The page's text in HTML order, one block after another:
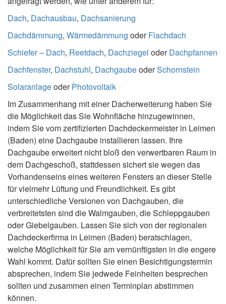
Dach, Dachausbau, Dachsanierung
Dachdämmung, Wärmedämmung oderFlachdach
Schiefer – Dach, Reetdach, Dachziegel oderDachpfannen
Dachfenster, Dachstuhl, DachgaubeoderSchornstein
SolaranlageoderPhotovoltaik
Im Zusammenhang mit einer Dacherweiterung haben Sie
die Möglichkeit das Sie Wohnfläche hinzugewinnen,
indem Sie vom zertifizierten Dachdeckermeister in Leimen
(Baden) eine Dachgaube installieren lassen. Ihre
Dachgaube erweitert nicht bloß den verwertbaren Raum in
dem Dachgeschoß, stattdessen sichert sie wegen das
Vorhandenseins eines weiteren Fensters an dieser Stelle
für vielmehr Lüftung und Freundlichkeit. Es gibt
unterschiedliche Versionen von Dachgauben, die
verbreitetsten sind die Walmgauben, die Schleppgauben
oder Giebelgauben. Lassen Sie sich von der regionalen
Dachdeckerfirma in Leimen (Baden) beratschlagen,
welche Möglichkeit für Sie am vernünftigsten in die engere
Wahl kommt. Dafür sollten Sie einen Besichtigungstermin
absprechen, indem Sie jedwede Feinheiten besprechen
sollten und zusammen einen Terminplan abstimmen
können.